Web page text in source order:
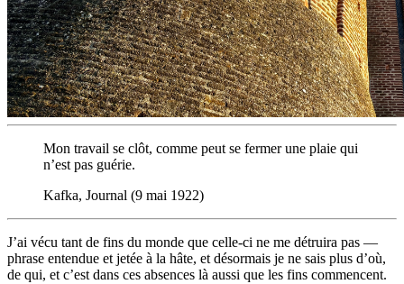
Mon travail se clôt, comme peut se fermer une plaie qui
n’est pas guérie.
Kafka, Journal (9 mai 1922)
J’ai vécu tant de fins du monde que celle-ci ne me détruira pas —
phrase entendue et jetée à la hâte, et désormais je ne sais plus d’où,
de qui, et c’est dans ces absences là aussi que les fins commencent.